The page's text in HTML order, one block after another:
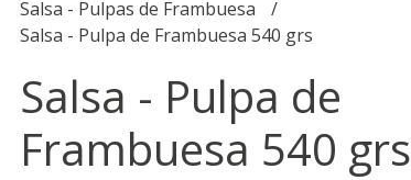
Salsa - Pulpas de Frambuesa
Salsa - Pulpa de Frambuesa 540 grs
Salsa - Pulpa de
Frambuesa 540 grs